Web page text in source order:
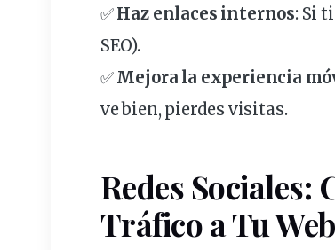
✅Haz enlaces internos: Si
SEO).
✅Mejora la experiencia
ve bien, pierdes visitas.
Redes Sociales:
Tráfico a Tu Web